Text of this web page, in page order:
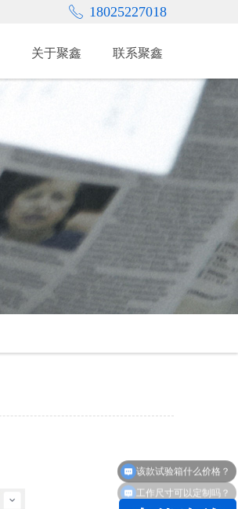
ꂅ 18025227018
关于聚鑫 联系聚鑫
工作尺寸可以定制吗？